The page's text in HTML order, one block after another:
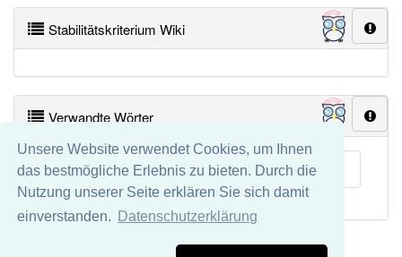
Unsere Website verwendet Cookies, um Ihnen
das bestmögliche Erlebnis zu bieten. Durch die
Nutzung unserer Seite erklären Sie sich damit
einverstanden.
Datenschutzerklärung
Beispiele
DAS:1 814
PowerIndex:
Häufigkeit: 2 von 10
Stabilitätskriterium Wiki
Verwandte Wörter
Nyquist-Stabilitätskriterium
Datenschutz